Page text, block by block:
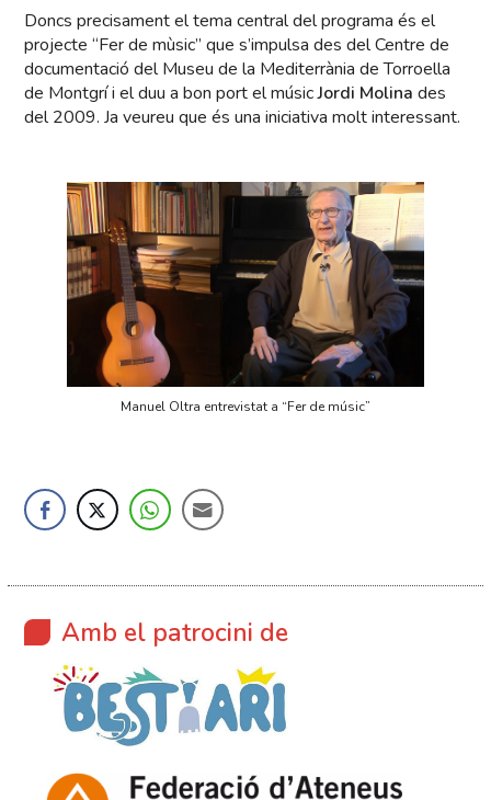
Doncs precisament el tema central del programa és el
projecte “Fer de mùsic” que s’impulsa des del Centre de
documentació del Museu de la Mediterrània de Torroella
de Montgrí i el duu a bon port el músicJordi Molina des
del 2009. Ja veureu que és una iniciativa molt interessant.
Manuel Oltra entrevistat a “Fer de músic”
Amb el patrocini de